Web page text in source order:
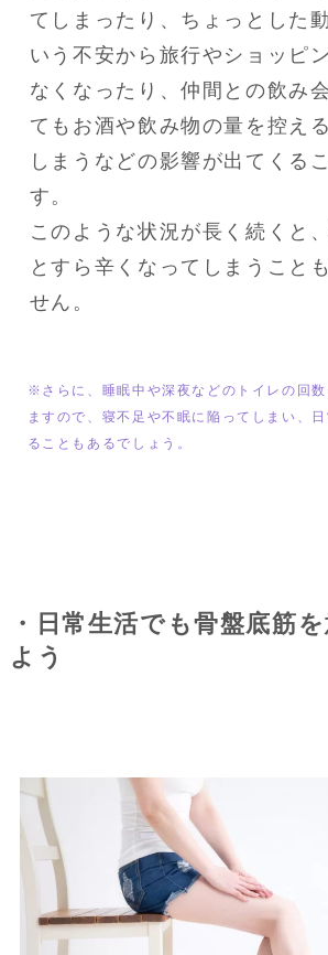
てしまったり、ちょっとした
いう不安から旅行やショッピ
なくなったり、仲間との飲み
てもお酒や飲み物の量を控え
しまうなどの影響が出てくる
す。
このような状況が長く続くと
とすら辛くなってしまうこと
せん。
※さらに、睡眠中や深夜などのトイレの回数
ますので、寝不足や不眠に陥ってしまい、
ることもあるでしょう。
・日常生活でも骨盤底筋
よう